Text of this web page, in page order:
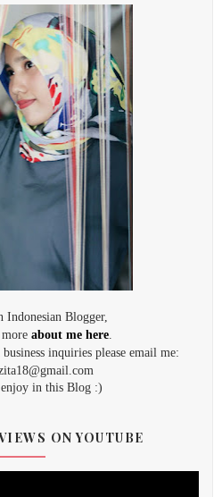
Indonesian Blogger,
about me here.
inquiries please email me:
in this Blog :)
ON YOUTUBE